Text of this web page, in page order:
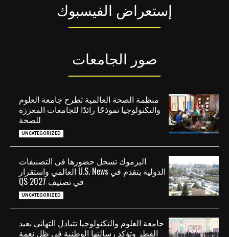
إستعراض الفيسبوك
صور الجامعات
منظمة الصحة العالمية تطرح جامعة العلوم
والتكنولوجيا نموذجًا رائدًا للجامعات المعززة
للصحة
UNCATEGORIZED
اليرموك تسجل حضورها في التصنيفات
الدولية بتقدم في U.S. News العالمي واستقرار
في تصنيف QS 2027
UNCATEGORIZED
جامعة العلوم والتكنولوجيا تتبادل التهاني بعيد
الفطر وتؤكد رسالتها الوطنية في ظل نعمة